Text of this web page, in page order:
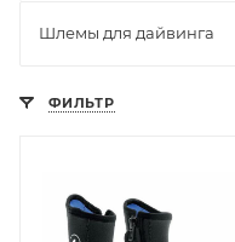
Шлемы для дайвинга
ФИЛЬТР